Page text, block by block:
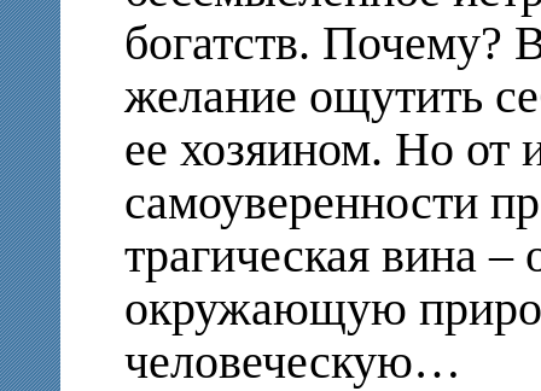
богатств. Почему?
желание ощутить
ее хозяином. Но от
самоуверенности
трагическая вина –
окружающую
человеческую…